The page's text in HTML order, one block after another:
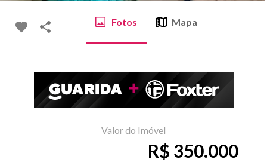
Fotos Mapa
Valor do Imóvel
R$ 350.000